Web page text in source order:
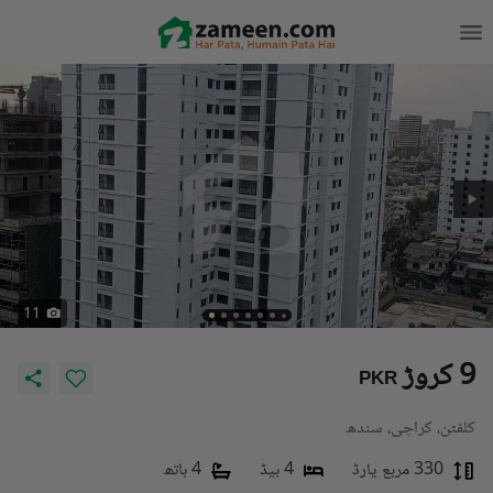
11
PKR 9 کروڑ
کلفٹن، کراچی، سندھ
330 مربع یارڈ
4 بیڈ 4 باتھ